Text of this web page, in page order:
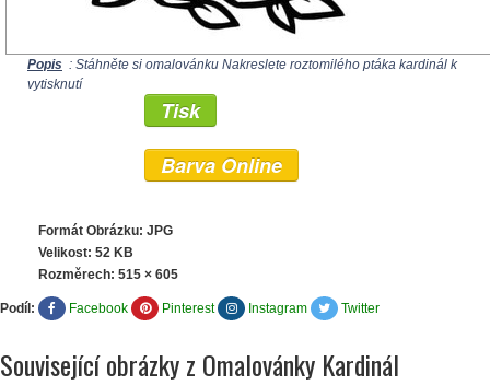
Popis : Stáhněte si omalovánku Nakreslete roztomilého ptáka kardinál k
vytisknutí
Tisk
Barva Online
Formát Obrázku: JPG
Velikost: 52 KB
Rozměrech: 515 × 605
Podíl: Facebook Pinterest Instagram Twitter
Související obrázky z Omalovánky Kardinál